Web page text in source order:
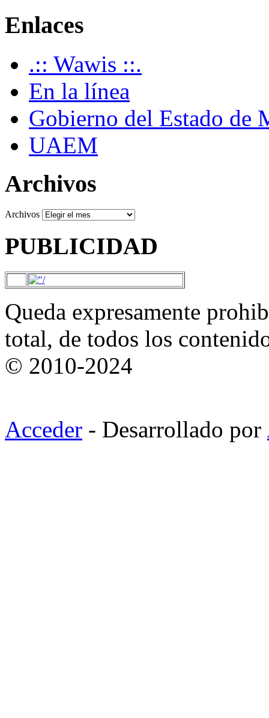
Enlaces
.:: Wawis ::.
En la línea
Gobierno del Estado de
UAEM
Archivos
Archivos
PUBLICIDAD
Queda expresamente
total, de todos los
© 2010-2024
Acceder - Desarrollado por